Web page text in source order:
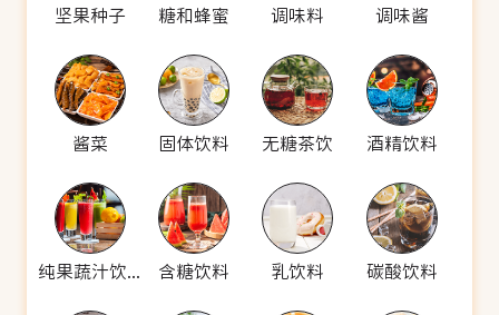
坚果种子 糖和蜂蜜 调味料 调味酱
酱菜 固体饮料 无糖茶饮 酒精饮料
纯果蔬汁饮料 含糖饮料 乳饮料 碳酸饮料